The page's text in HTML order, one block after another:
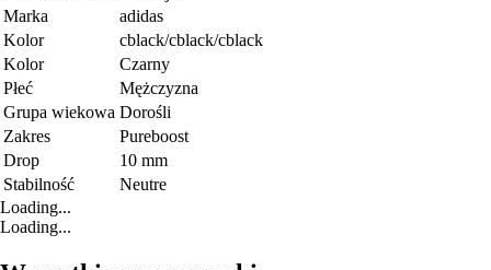
Marka
adidas
Kolor
cblack/cblack/cblack
Kolor
Czarny
Płeć
Mężczyzna
Grupa wiekowa Dorośli
Zakres
Pureboost
Drop
10 mm
Stabilność
Neutre
Loading...
Loading...